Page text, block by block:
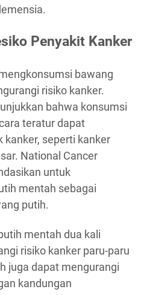
Penyakit Kanker
bawang
risiko kanker.
bahwa konsumsi
teratur dapat
kanker, seperti kanker
National Cancer
untuk
mentah sebagai
putih.
mentah dua kali
risiko kanker paru-paru
juga dapat mengurangi
kandungan